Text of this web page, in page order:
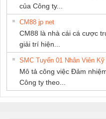
của Công ty...
CM88 jp net
CM88 là nhà cái cá cược
giải trí hiện...
SMC Tuyển 01 Nhân Viên Kỹ
Mô tả công việc Đảm
Công ty theo...